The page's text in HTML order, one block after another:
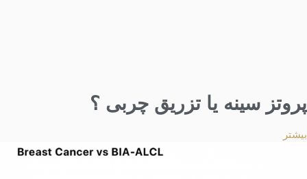
پروتز سینه یا تزریق چربی ؟
بیشتر